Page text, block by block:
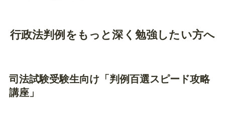
行政法判例をもっと深く勉強したい方へ
司法試験受験生向け「判例百選スピード攻略
講座」